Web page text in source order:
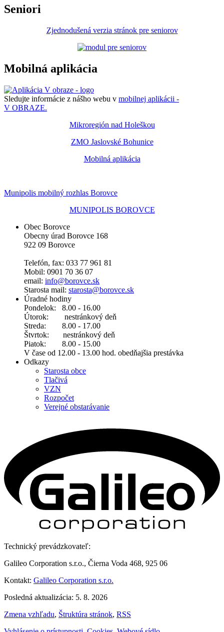
Seniori
Zjednodušená verzia stránok pre seniorov
Mobilná aplikácia
Sledujte informácie z nášho webu v mobilnej aplikácii -
V OBRAZE.
Mikroregión nad Holeškou
ZMO Jaslovské Bohunice
Mobilná aplikácia
Munipolis mobilný rozhlas Borovce
MUNIPOLIS BOROVCE
Obec Borovce
Obecny úrad Borovce 168
922 09 Borovce
Telefón, fax: 033 77 961 81
Mobil: 0901 70 36 07
email: info@borovce.sk
Starosta mail: starosta@borovce.sk
Úradné hodiny
Pondelok: 8.00 - 16.00
Útorok: nestránkový deň
Streda: 8.00 - 17.00
Štvrtok: nestránkový deň
Piatok: 8.00 - 15.00
V čase od 12.00 - 13.00 hod. obedňajšia prestávka
Odkazy
Starosta obce
Tlačivá
VZN
Rozpočet
Verejné obstarávanie
Technický prevádzkovateľ:
Galileo Corporation s.r.o., Čierna Voda 468, 925 06
Kontakt: Galileo Corporation s.r.o.
Posledná aktualizácia: 5. 8. 2026
Zmena vzhľadu, Štruktúra stránok, RSS